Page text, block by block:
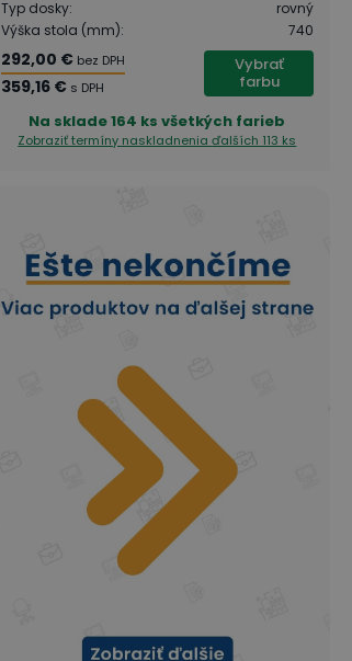
Typ dosky:
rovný
Výška stola (mm): 740
292,00 € bez DPH
359,16 € s DPH
Vybrať
farbu
Na sklade164 ks všetkých farieb
Zobraziť termíny naskladneniaďalších 113 ks